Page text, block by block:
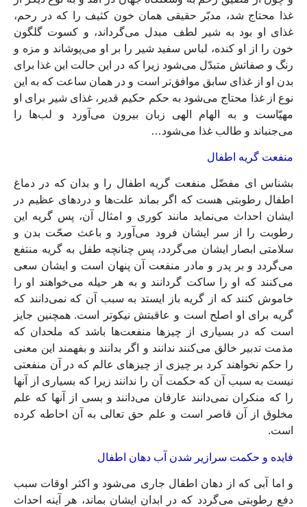
غذا محتاج شد، مدبّر حقيقى همان خون كثيف را كه در رحم،
غذاى او بود به شير لطف مبدل مى‏‌گرداند، و كسوت گلگون
خون را از او كنده، لباس سفيد شير را بر او مى‏‌پوشاند و مزه و
رنگ و صفاتش متبدّل مى‌‏شود زيرا كه در اين حالت اين غذا براى
بدن او از غذاى سابق موافق‌‏تر است و در همان ساعت كه به اين
نوع از غذا محتاج مى‌‏شود به حكم حكيم قدير، غذاى شير براى او
مهيّاست و به الهام الهى زبان بيرون‏ مى‏‌آورد و لب‌ها را
مى‏‌جنباند و طالب غذا مى‌‏شود…
منفعت گريه اطفال‏
بشناس اى مفضّل منفعت گريه اطفال را و بدان كه در دماغ
اطفال رطوبتى هست كه اگر بماند علت‌ها و دردهاى عظيم در
ايشان احداث مى‏‌نمايد مانند كورى و امثال آن، پس گريه اين
رطوبت را از سر ايشان فرود مى‏‌آورد و باعث صحّت بدن و
سلامتى ابصار ايشان مى‏‌گردد، پس چنانچه طفل به گريه منتفع
مى‏‌گردد و بر پدر و مادر منفعت آن پنهان است و ايشان سعى
مى‏‌كنند كه او را ساكت گردانند و به هر حيله مى‏‌خواهند او را
خاموش كنند كه از گريه باز ايستد به سبب آن كه نمى‏‌دانند كه
گريه براى او اصلح است و عاقبتش نيكوتر است. همچنين جايز
است كه در بسيارى از چيزها منفعت‏‌ها باشد كه ملحدان كه
مذمت تدبير خالق مى‏‌كنند ندانند و اگر بدانند و بفهمند اين معنى
را حكم نخواهند كرد بر چيزى از چيزهاى عالم كه در آن منفعتى
نيست به سبب آن كه حكمت آن را ندانند زيرا كه بسيارى از آنها
را كه منكران نمى‏‌دانند عارفان مى‏‌دانند و بسى از آنها كه علم
مخلوق از آن قاصر است و علم حق تعالى به آن احاطه كرده
است.
فايده و حكمت سرازير شدن آب دهان اطفال‏
و اما آبى كه از دهان اطفال جارى مى‏‌شود و اكثر اوقات سبب
دفع رطوبتى مى‏‌گردد كه در ابدان ايشان بماند، هر آينه احداث